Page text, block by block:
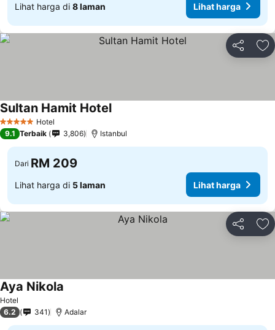
Lihat harga di 8 laman Lihat harga
Kongsi
5 Bintang Hotel
Sultan Hamit Hotel
9.1 Terbaik 3,806 Istanbul
Dari RM 209
Lihat harga di 5 laman Lihat harga
Kongsi
Hotel
Aya Nikola
6.2 341 Adalar